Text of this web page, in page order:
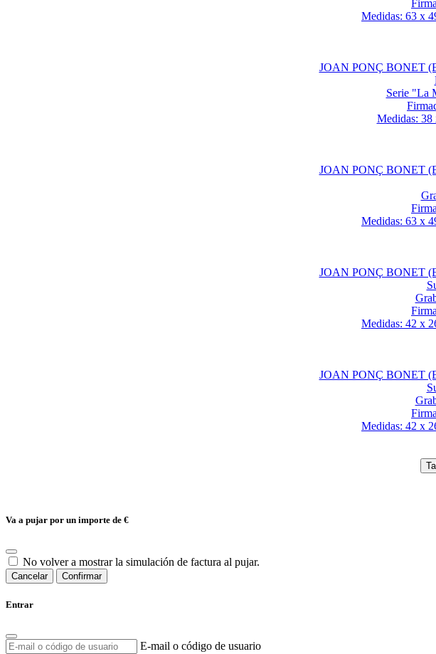
Medidas: 63 x
JOAN PONÇ BONET
Serie "La
Medidas: 38
JOAN PONÇ BONET
Medidas: 63 x
JOAN PONÇ BONET
Medidas: 42 x
JOAN PONÇ BONET
Medidas: 42 x
Va a pujar por un importe de €
No volver a mostrar la simulación de factura al pujar.
Cancelar Confirmar
Entrar
E-mail o código de usuario